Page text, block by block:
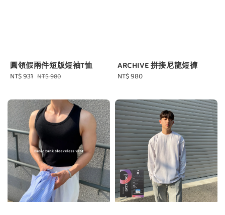
圓領假兩件短版短袖T恤
Sale
NT$ 931 Regular
NT$ 980
ARCHIVE 拼接尼龍短褲
Regular
NT$ 980